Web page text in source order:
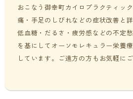
おこなう御幸町カイロプラクティッ
痛・手足のしびれなどの症状改善と
低血糖・だるさ・疲労感などの不定
を基にしてオーソモレキュラー栄養
しています。ご遠方の方もお気軽に